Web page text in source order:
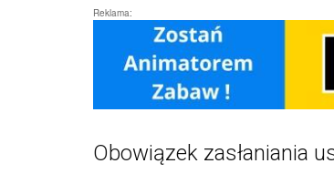
Reklama:
Obowiązek zasłaniania